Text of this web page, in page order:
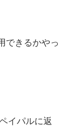
できるかやっ
イパルに返